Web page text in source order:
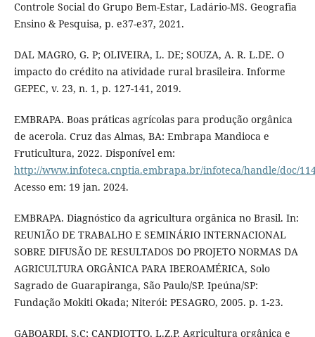
Controle Social do Grupo Bem-Estar, Ladário-MS. Geografia
Ensino & Pesquisa, p. e37-e37, 2021.
DAL MAGRO, G. P; OLIVEIRA, L. DE; SOUZA, A. R. L.DE. O
impacto do crédito na atividade rural brasileira. Informe
GEPEC, v. 23, n. 1, p. 127-141, 2019.
EMBRAPA. Boas práticas agrícolas para produção orgânica
de acerola. Cruz das Almas, BA: Embrapa Mandioca e
Fruticultura, 2022. Disponível em:
http://www.infoteca.cnptia.embrapa.br/infoteca/handle/doc/
Acesso em: 19 jan. 2024.
EMBRAPA. Diagnóstico da agricultura orgânica no Brasil. In:
REUNIÃO DE TRABALHO E SEMINÁRIO INTERNACIONAL
SOBRE DIFUSÃO DE RESULTADOS DO PROJETO NORMAS DA
AGRICULTURA ORGÂNICA PARA IBEROAMÉRICA, Solo
Sagrado de Guarapiranga, São Paulo/SP. Ipeúna/SP:
Fundação Mokiti Okada; Niterói: PESAGRO, 2005. p. 1-23.
GABOARDI, S.C; CANDIOTTO, L.Z.P. Agricultura orgânica e